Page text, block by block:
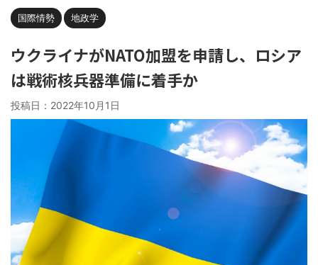
国際情勢 地政学
ウクライナがNATO加盟を申請し、ロシア
は戦術核兵器準備に着手か
投稿日： 2022年10月1日